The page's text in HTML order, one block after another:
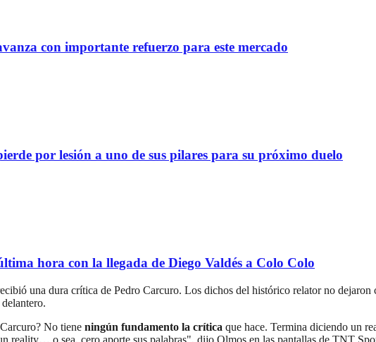
con importante refuerzo para este mercado
por lesión a uno de sus pilares para su próximo duelo
hora con la llegada de Diego Valdés a Colo Colo
una dura crítica de Pedro Carcuro. Los dichos del histórico relator no
No tiene ningún fundamento la crítica que hace. Termina diciendo un
reality… o sea, cero aporte sus palabras", dijo Olmos en las pantallas de TNT